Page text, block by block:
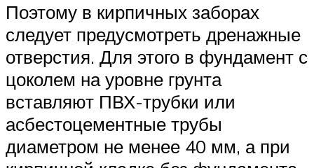
Поэтому в кирпичных заборах
следует предусмотреть дренажные
отверстия. Для этого в фундамент с
цоколем на уровне грунта
вставляют ПВХ-трубки или
асбестоцементные трубы
диаметром не менее 40 мм, а при